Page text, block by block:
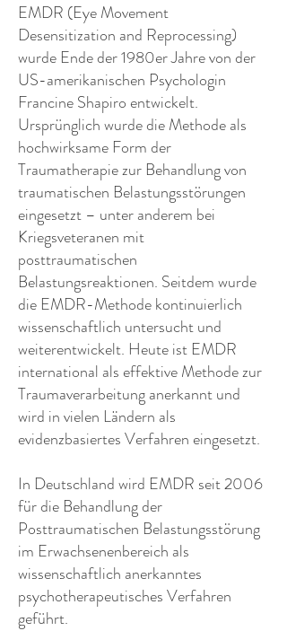
EMDR (Eye Movement
Desensitization and Reprocessing)
wurde Ende der 1980er Jahre von der
US-amerikanischen Psychologin
Francine Shapiro entwickelt.
Ursprünglich wurde die Methode als
hochwirksame Form der
Traumatherapie zur Behandlung von
traumatischen Belastungsstörungen
eingesetzt – unter anderem bei
Kriegsveteranen mit
posttraumatischen
Belastungsreaktionen. Seitdem wurde
die EMDR-Methode kontinuierlich
wissenschaftlich untersucht und
weiterentwickelt. Heute ist EMDR
international als effektive Methode zur
Traumaverarbeitung anerkannt und
wird in vielen Ländern als
evidenzbasiertes Verfahren eingesetzt.
​In Deutschland wird EMDR seit 2006
für die Behandlung der
Posttraumatischen Belastungsstörung
im Erwachsenenbereich als
wissenschaftlich anerkanntes
psychotherapeutisches Verfahren
geführt.